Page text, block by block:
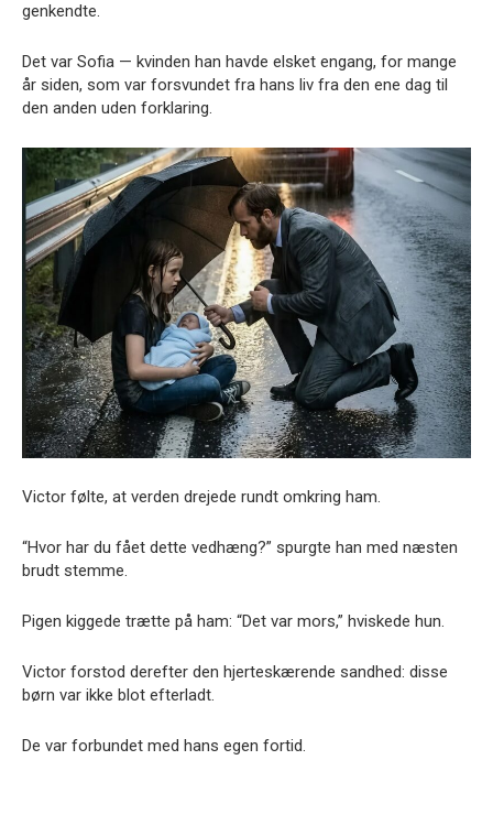
genkendte.
Det var Sofia — kvinden han havde elsket engang, for mange
år siden, som var forsvundet fra hans liv fra den ene dag til
den anden uden forklaring.
Victor følte, at verden drejede rundt omkring ham.
“Hvor har du fået dette vedhæng?” spurgte han med næsten
brudt stemme.
Pigen kiggede trætte på ham: “Det var mors,” hviskede hun.
Victor forstod derefter den hjerteskærende sandhed: disse
børn var ikke blot efterladt.
De var forbundet med hans egen fortid.